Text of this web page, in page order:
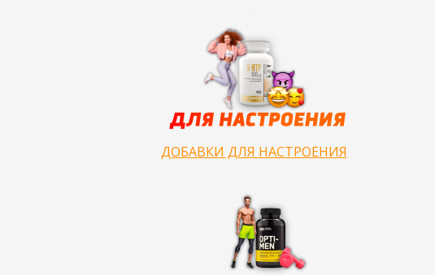
ДОБАВКИ ДЛЯ НАСТРОЕНИЯ